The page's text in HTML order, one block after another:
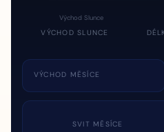
Východ Slunce
VÝCHOD SLUNCE
VÝCHOD MĚSÍCE
SVIT MĚSÍCE